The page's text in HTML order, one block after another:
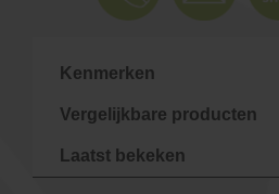
Kenmerken
Vergelijkbare producten
Laatst bekeken